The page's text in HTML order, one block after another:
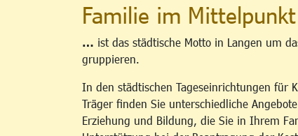
Familie im Mittelpunkt
… ist das städtische Motto in Langen um
gruppieren.
In den städtischen Tageseinrichtungen für
Träger finden Sie unterschiedliche
Erziehung und Bildung, die Sie in Ihrem